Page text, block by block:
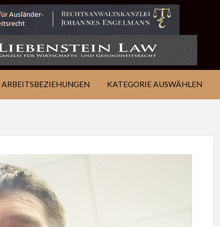
JOB
FINDEN
ÜBER
WSJ
KONTAKT
ARBEITSBEZIEHUNGEN KATEGORIE AUSWÄHLEN